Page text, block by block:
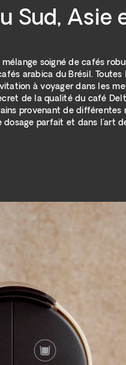
Sud, Asie
soigné de cafés
arabica du Brésil. Toutes
à voyager dans les
de la qualité du café
provenant de différentes
dosage parfait et dans l'art